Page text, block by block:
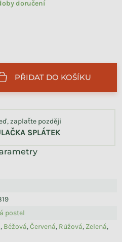
doručení
PŘIDAT DO KOŠÍKU
postel
, Béžová,Červená, Růžová, Zelená,
zaplaťte později
SPLÁTEK